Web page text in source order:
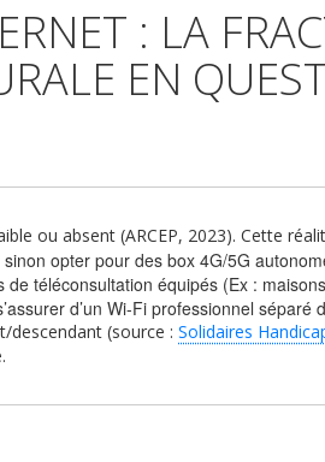
: LA
EN
ou absent (ARCEP, 2023). Cette
opter pour des box 4G/5G
téléconsultation équipés (Ex :
d’un Wi-Fi professionnel
(source : Solidaires